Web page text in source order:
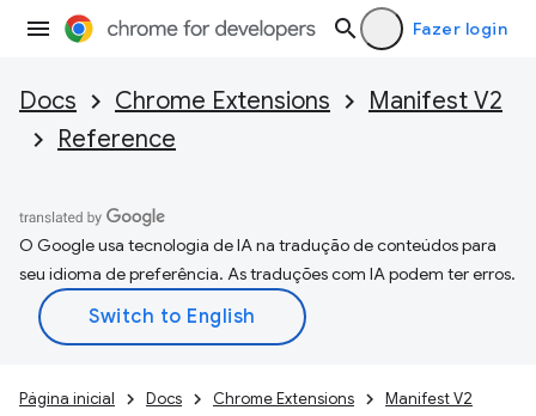
Fazer login
Docs Chrome Extensions
Manifest V2
Reference
O Google usa tecnologia de IA na tradução de conteúdos para
seu idioma de preferência. As traduções com IA podem ter erros.
Página inicial Docs Chrome Extensions
Manifest V2